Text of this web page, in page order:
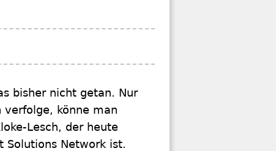
bisher nicht getan. Nur
könne man
Lesch, der heute
Solutions Network ist.